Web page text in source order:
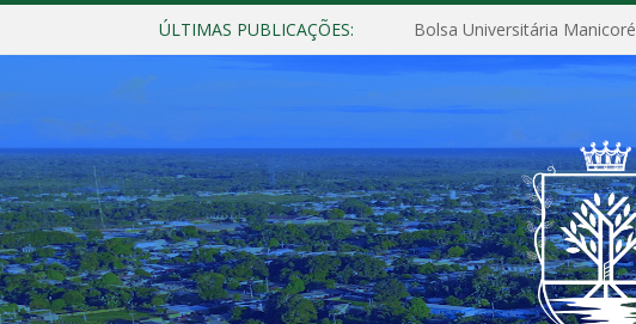
ÚLTIMAS PUBLICAÇÕES: Bolsa Universitária Manicoré